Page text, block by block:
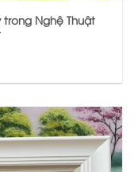
trong Nghệ Thuật